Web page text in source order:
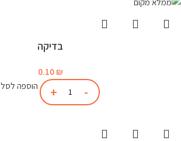
בדיקה
0.10 ₪
הוספה לסל